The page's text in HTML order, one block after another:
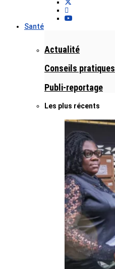
Santé
Actualité
Conseils pratiques
Publi-reportage
Les plus récents